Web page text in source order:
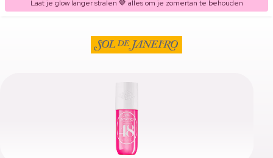
Laat je glow langer stralen 🤎 alles om je zomertan te behouden